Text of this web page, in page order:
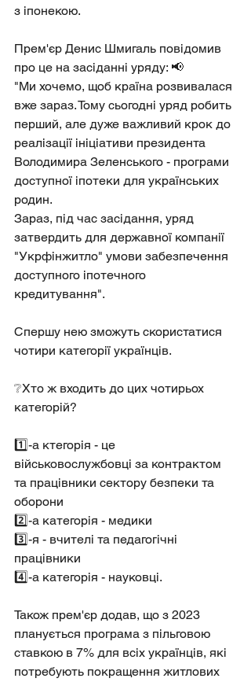
з іпонекою.
Прем'єр Денис Шмигаль повідомив
про це на засіданні уряду: 📢
"Ми хочемо, щоб країна розвивалася
вже зараз. Тому сьогодні уряд робить
перший, але дуже важливий крок до
реалізації ініціативи президента
Володимира Зеленського - програми
доступної іпотеки для українських
родин.
Зараз, під час засідання, уряд
затвердить для державної компанії
"Укрфінжитло" умови забезпечення
доступного іпотечного
кредитування".
Спершу нею зможуть скористатися
чотири категорії українців.
❔Хто ж входить до цих чотирьох
категорій?
1️⃣-а ктегорія - це
військовослужбовці за контрактом
та працівники сектору безпеки та
оборони
2️⃣-а категорія - медики
3️⃣-я - вчителі та педагогічні
працівники
4️⃣-а категорія - науковці.
Також прем'єр додав, що з 2023
планується програма з пільговою
ставкою в 7% для всіх українців, які
потребують покращення житлових